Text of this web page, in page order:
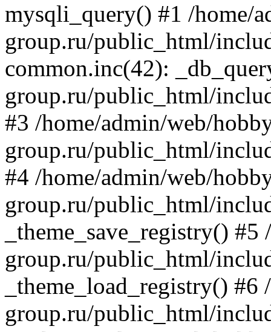
mysqli_query() #1 /home/
group.ru/public_html/
common.inc(42):
group.ru/public_html/
#3 /home/admin/web/
group.ru/public_html/
#4 /home/admin/web/
group.ru/public_html/
_theme_save_registry()
group.ru/public_html/
_theme_load_registry()
group.ru/public_html/